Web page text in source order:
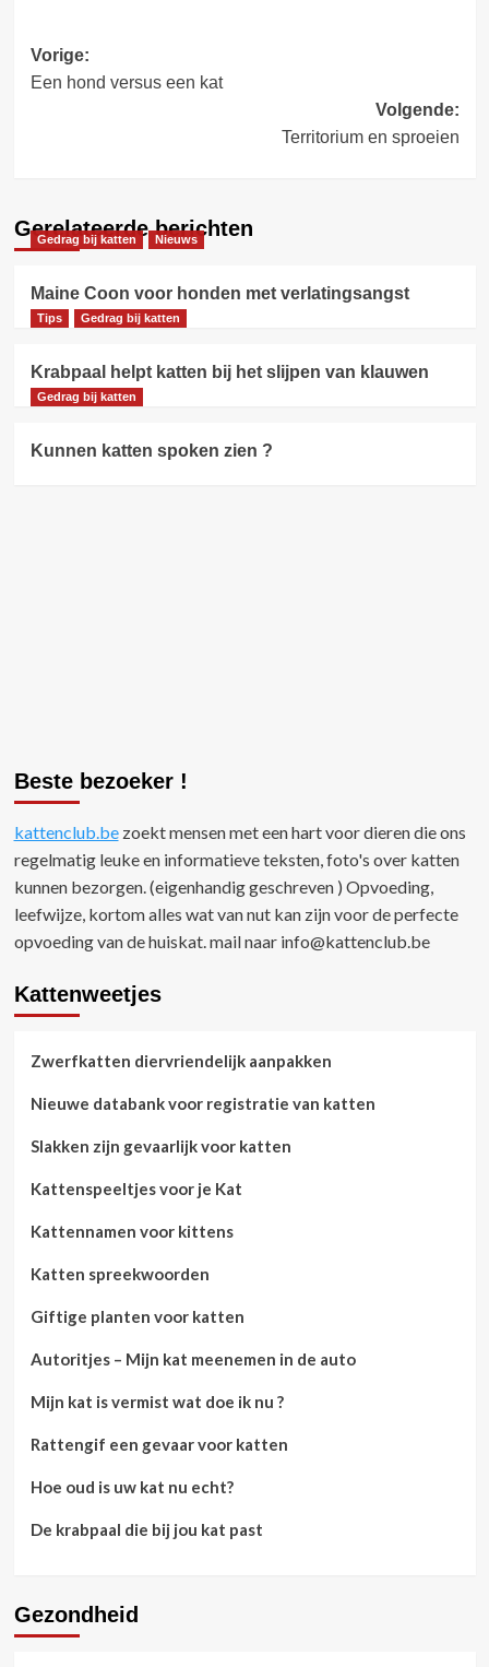
Bericht
navigatie
Vorige:
Een hond versus een kat
Volgende:
Territorium en sproeien
Gerelateerde berichten
Gedrag bij katten Nieuws
Maine Coon voor honden met verlatingsangst
Tips Gedrag bij katten
Krabpaal helpt katten bij het slijpen van klauwen
Gedrag bij katten
Kunnen katten spoken zien ?
Beste bezoeker !
kattenclub.bezoekt mensen met een hart voor dieren die ons
regelmatig leuke en informatieve teksten, foto's over katten
kunnen bezorgen. (eigenhandig geschreven ) Opvoeding,
leefwijze, kortom alles wat van nut kan zijn voor de perfecte
opvoeding van de huiskat. mail naar info@kattenclub.be
Kattenweetjes
Zwerfkatten diervriendelijk aanpakken
Nieuwe databank voor registratie van katten
Slakken zijn gevaarlijk voor katten
Kattenspeeltjes voor je Kat
Kattennamen voor kittens
Katten spreekwoorden
Giftige planten voor katten
Autoritjes – Mijn kat meenemen in de auto
Mijn kat is vermist wat doe ik nu ?
Rattengif een gevaar voor katten
Hoe oud is uw kat nu echt?
De krabpaal die bij jou kat past
Gezondheid